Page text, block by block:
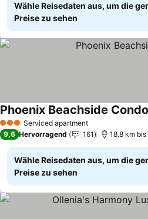
Wähle Reisedaten aus, um die
Preise zu sehen
3 SterneServiced apartment
Phoenix Beachside
9,6 Hervorragend 161 18.8 km
Wähle Reisedaten aus, um die
Preise zu sehen